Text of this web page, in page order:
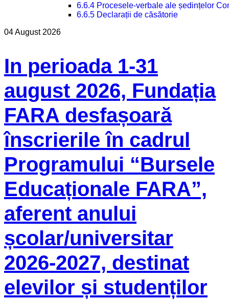
6.6.4 Procesele-verbale ale ședințelor
6.6.5 Declarații de căsătorie
04 August 2026
In perioada 1-31
august 2026, Fundația
FARA desfașoară
înscrierile în cadrul
Programului “Bursele
Educaționale FARA”,
aferent anului
școlar/universitar
2026-2027, destinat
elevilor și studenților